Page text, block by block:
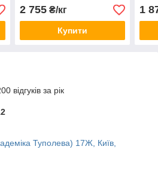
2 755₴/кг
Купити
1
відгуків за рік
Туполева) 17Ж, Київ,